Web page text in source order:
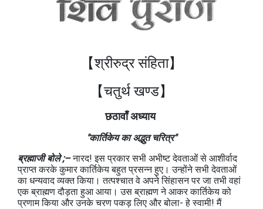
【श्रीरुद्र संहिता】
【चतुर्थ खण्ड】
छठावाँ अध्याय
"कार्तिकेय का अद्भुत चरित्र"
ब्रह्माजी बोले ;–नारद! इस प्रकार सभी अभीष्ट देवताओं से आशीर्वाद
प्राप्त करके कुमार कार्तिकेय बहुत प्रसन्न हुए। उन्होंने सभी देवताओं
का धन्यवाद व्यक्त किया। तत्पश्चात वे अपने सिंहासन पर जा तभी वहां
एक ब्राह्मण दौड़ता हुआ आया। उस ब्राह्मण ने आकर कार्तिकेय को
प्रणाम किया और उनके चरण पकड़ लिए और बोला- हे स्वामी! मैं